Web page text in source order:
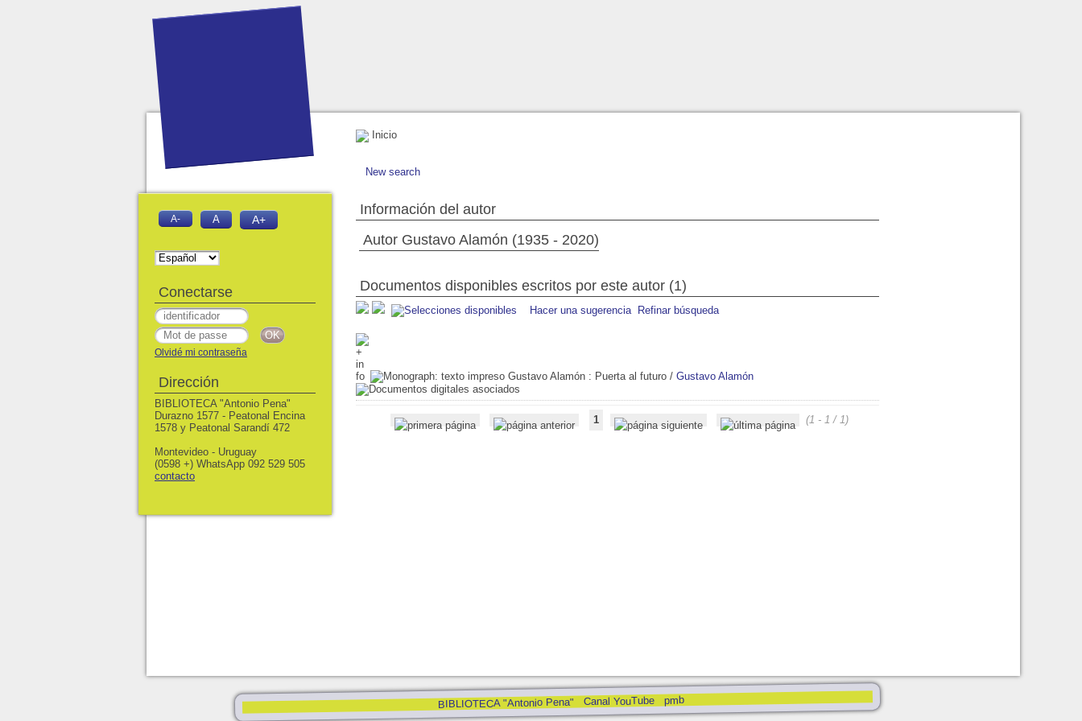
Inicio
New search
Información del autor
Autor Gustavo Alamón (1935 - 2020)
Documentos disponibles escritos por este autor (1)
Hacer una sugerencia Refinar búsqueda
Gustavo Alamón : Puerta al futuro / Gustavo Alamón
1 (1 - 1 / 1)
BIBLIOTECA "Antonio Pena" Canal YouTube pmb
A- A A+
Conectarse
Olvidé mi contraseña
Dirección
BIBLIOTECA "Antonio Pena"
Durazno 1577 - Peatonal Encina
1578 y Peatonal Sarandí 472
Montevideo - Uruguay
(0598 +) WhatsApp 092 529 505
contacto